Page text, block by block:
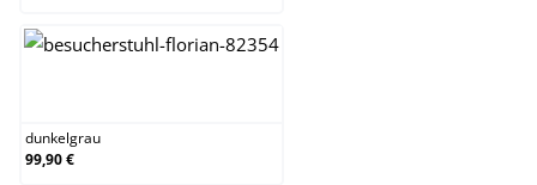
dunkelgrau
99,90 €